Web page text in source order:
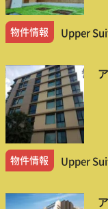
物件情報 Upper
物件情報 Upper